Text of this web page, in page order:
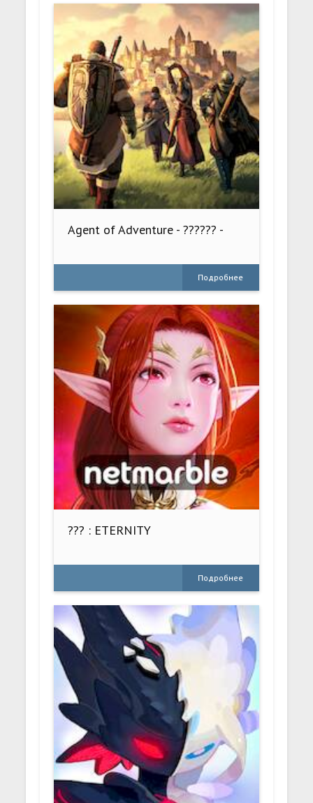
Agent of Adventure - ?????? -
Подробнее
??? : ETERNITY
Подробнее